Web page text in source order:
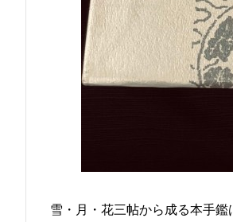
雪・月・花三帖から成る本手